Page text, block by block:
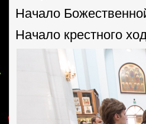
Начало
Начало крестного